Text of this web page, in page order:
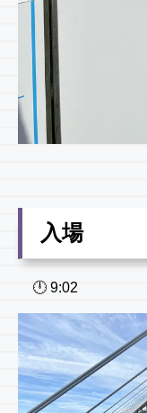
入場
🕛 9:02